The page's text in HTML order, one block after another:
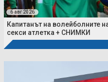
6 авг 2026
Капитанът на волейболните
секси атлетка + СНИМКИ